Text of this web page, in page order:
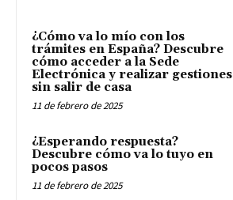
¿Cómo va lo mío con los
trámites en España? Descubre
cómo acceder a la Sede
Electrónica y realizar gestiones
sin salir de casa
11 de febrero de 2025
¿Esperando respuesta?
Descubre cómo va lo tuyo en
pocos pasos
11 de febrero de 2025